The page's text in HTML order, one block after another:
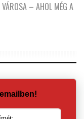
VÁROSA – AHOL MÉG A